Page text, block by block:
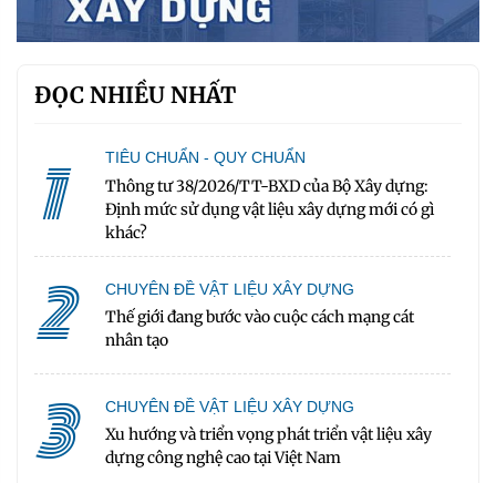
ĐỌC NHIỀU NHẤT
1 TIÊU CHUẨN - QUY CHUẨN
Thông tư 38/2026/TT-BXD của Bộ Xây dựng:
Định mức sử dụng vật liệu xây dựng mới có gì
khác?
2 CHUYÊN ĐỀ VẬT LIỆU XÂY DỰNG
Thế giới đang bước vào cuộc cách mạng cát
nhân tạo
3 CHUYÊN ĐỀ VẬT LIỆU XÂY DỰNG
Xu hướng và triển vọng phát triển vật liệu xây
dựng công nghệ cao tại Việt Nam